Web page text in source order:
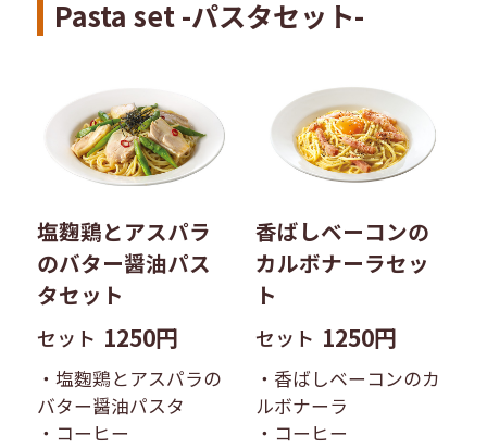
Pasta set -パスタセット-
塩麴鶏とアスパラ
のバター醤油パス
タ​セット
セット 1250円
・塩麴鶏とアスパラの
バター醤油パスタ​
・コーヒー
香ばしベーコンの
カルボナーラ​セッ
ト
セット 1250円
・香ばしベーコンのカ
ルボナーラ​
・コーヒー